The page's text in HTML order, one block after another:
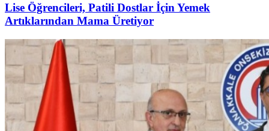
Lise Öğrencileri, Patili Dostlar İçin Yemek
Artıklarından Mama Üretiyor